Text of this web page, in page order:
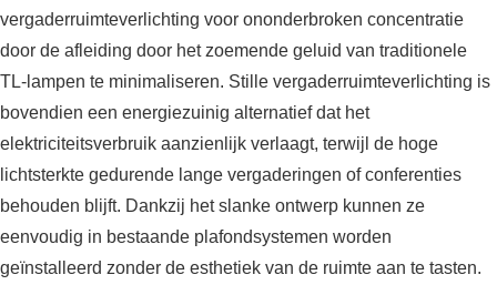
vergaderruimteverlichting voor ononderbroken concentratie
door de afleiding door het zoemende geluid van traditionele
TL-lampen te minimaliseren. Stille vergaderruimteverlichting is
bovendien een energiezuinig alternatief dat het
elektriciteitsverbruik aanzienlijk verlaagt, terwijl de hoge
lichtsterkte gedurende lange vergaderingen of conferenties
behouden blijft. Dankzij het slanke ontwerp kunnen ze
eenvoudig in bestaande plafondsystemen worden
geïnstalleerd zonder de esthetiek van de ruimte aan te tasten.